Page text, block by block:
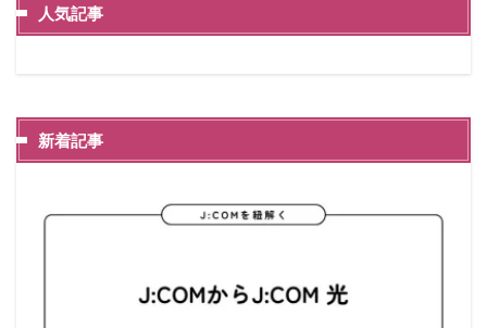
人気記事
新着記事